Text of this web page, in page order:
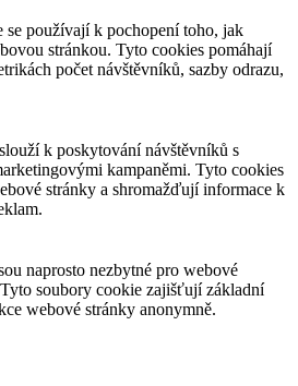
používají k pochopení toho, jak
stránkou. Tyto cookies pomáhají
počet návštěvníků, sazby odrazu,
k poskytování návštěvníků s
kampaněmi. Tyto cookies
stránky a shromažďují informace k
naprosto nezbytné pro webové
soubory cookie zajišťují základní
webové stránky anonymně.